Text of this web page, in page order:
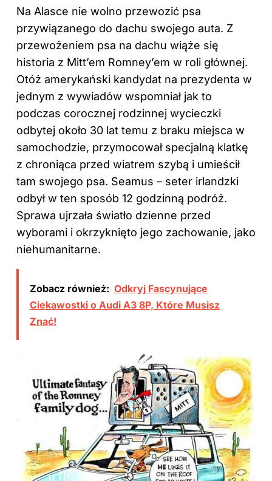
Na Alasce nie wolno przewozić psa
przywiązanego do dachu swojego auta. Z
przewożeniem psa na dachu wiąże się
historia z Mitt’em Romney’em w roli głównej.
Otóż amerykański kandydat na prezydenta w
jednym z wywiadów wspomniał jak to
podczas corocznej rodzinnej wycieczki
odbytej około 30 lat temu z braku miejsca w
samochodzie, przymocował specjalną klatkę
z chroniąca przed wiatrem szybą i umieścił
tam swojego psa. Seamus – seter irlandzki
odbył w ten sposób 12 godzinną podróż.
Sprawa ujrzała światło dzienne przed
wyborami i okrzyknięto jego zachowanie, jako
niehumanitarne.
Zobacz również: Odkryj Fascynujące
Ciekawostki o Audi A3 8P, Które Musisz
Znać!